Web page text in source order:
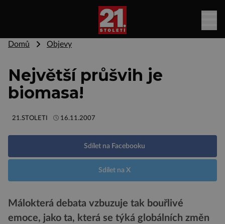
Domů Objevy
Největší průšvih je
biomasa!
21.STOLETI 16.11.2007
Sdílet na Facebooku
Sdílet na X
Málokterá debata vzbuzuje tak bouřlivé
emoce, jako ta, která se týká globálních změn